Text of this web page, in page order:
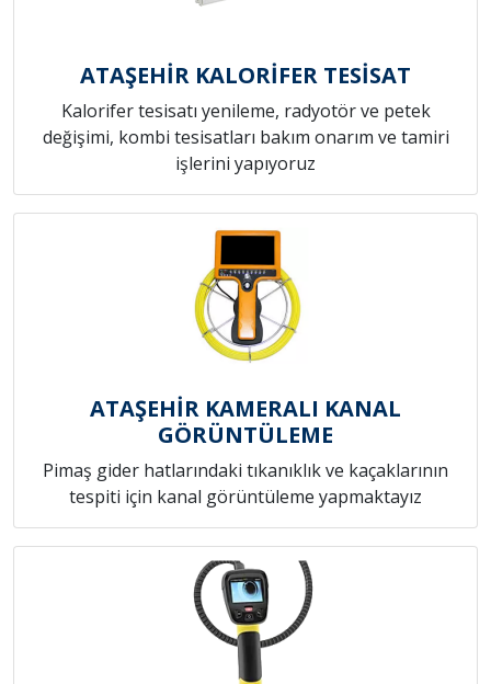
ATAŞEHİR KALORİFER TESİSAT
Kalorifer tesisatı yenileme, radyotör ve petek
değişimi, kombi tesisatları bakım onarım ve tamiri
işlerini yapıyoruz
ATAŞEHİR KAMERALI KANAL
GÖRÜNTÜLEME
Pimaş gider hatlarındaki tıkanıklık ve kaçaklarının
tespiti için kanal görüntüleme yapmaktayız